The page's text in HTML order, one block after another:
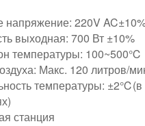
напряжение: 220V
выходная: 700 Вт ±10%
температуры: 100~500℃
Макс. 120 литров/
температуры: ±2℃(в
станция